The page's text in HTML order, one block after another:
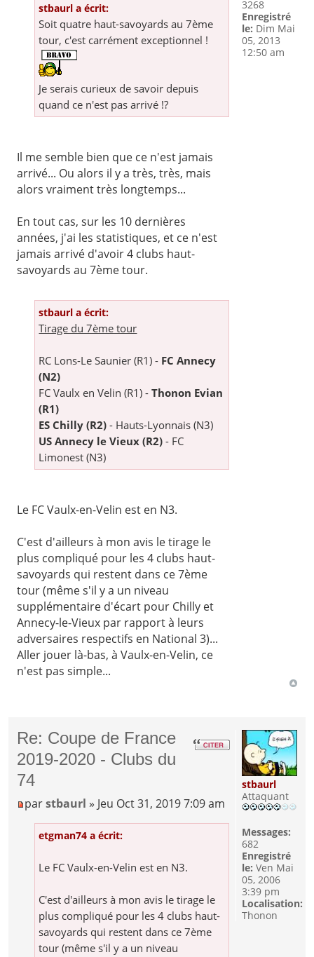
stbaurl a écrit:
Soit quatre haut-savoyards au 7ème
tour, c'est carrément exceptionnel !
Je serais curieux de savoir depuis
quand ce n'est pas arrivé !?
Il me semble bien que ce n'est jamais
arrivé... Ou alors il y a très, très, mais
alors vraiment très longtemps...
En tout cas, sur les 10 dernières
années, j'ai les statistiques, et ce n'est
jamais arrivé d'avoir 4 clubs haut-
savoyards au 7ème tour.
stbaurl a écrit:
Tirage du 7ème tour
RC Lons-Le Saunier (R1) - FC Annecy
(N2)
FC Vaulx en Velin (R1) - Thonon Evian
(R1)
ES Chilly (R2) - Hauts-Lyonnais (N3)
US Annecy le Vieux (R2) - FC
Limonest (N3)
Le FC Vaulx-en-Velin est en N3.
C'est d'ailleurs à mon avis le tirage le
plus compliqué pour les 4 clubs haut-
savoyards qui restent dans ce 7ème
tour (même s'il y a un niveau
supplémentaire d'écart pour Chilly et
Annecy-le-Vieux par rapport à leurs
adversaires respectifs en National 3)...
Aller jouer là-bas, à Vaulx-en-Velin, ce
n'est pas simple...
3268
Enregistré
le: Dim Mai
05, 2013
12:50 am
Re: Coupe de France
2019-2020 - Clubs du
74
parstbaurl » Jeu Oct 31, 2019 7:09 am
etgman74 a écrit:
Le FC Vaulx-en-Velin est en N3.
C'est d'ailleurs à mon avis le tirage le
plus compliqué pour les 4 clubs haut-
savoyards qui restent dans ce 7ème
tour (même s'il y a un niveau
stbaurl
Attaquant
Messages:
682
Enregistré
le: Ven Mai
05, 2006
3:39 pm
Localisation:
Thonon